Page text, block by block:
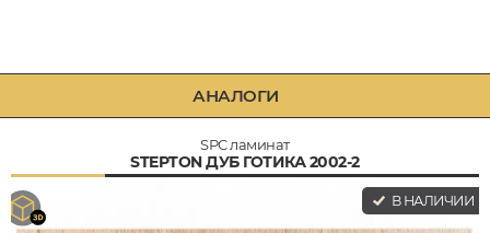
АНАЛОГИ
SPC ламинат
STEPTON ДУБ ГОТИКА 2002-2
В НАЛИЧИИ